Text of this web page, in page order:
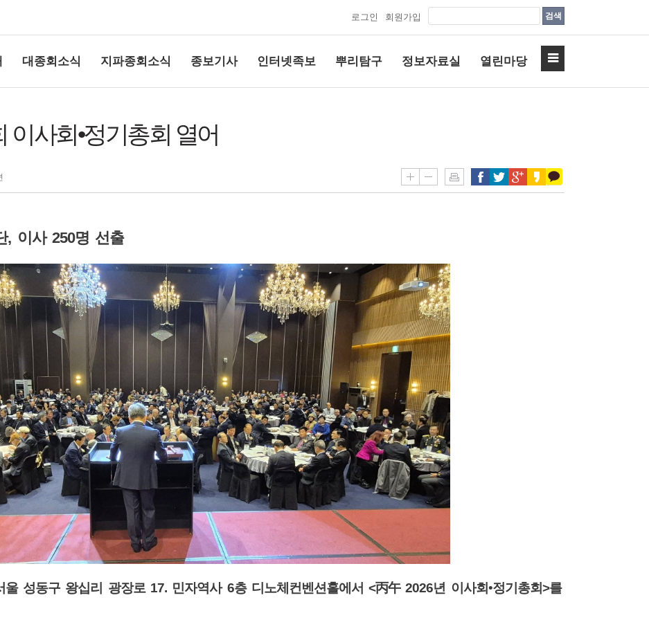
로그인 회원가입 검색
대종회소식 지파종회소식 종보기사 인터넷족보 뿌리탐구 정보자료실 열린마당
이사회•정기총회 열어
, 이사 250명 선출
울 성동구 왕십리 광장로 17. 민자역사 6층 디노체컨벤션홀에서<丙午2026년 이사회•정기총회>를